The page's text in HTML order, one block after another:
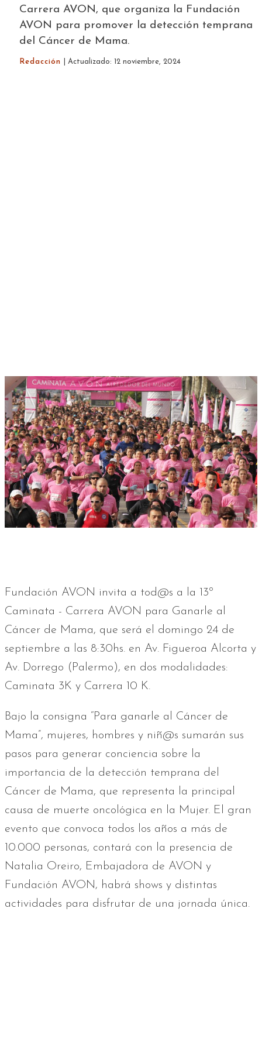
Carrera AVON, que organiza la Fundación
AVON para promover la detección temprana
del Cáncer de Mama.
Redacción | Actualizado: 12 noviembre, 2024
Fundación AVON invita a tod@s a la 13º
Caminata - Carrera AVON para Ganarle al
Cáncer de Mama, que será el domingo 24 de
septiembre a las 8:30hs. en Av. Figueroa Alcorta y
Av. Dorrego (Palermo), en dos modalidades:
Caminata 3K y Carrera 10 K.
Bajo la consigna “Para ganarle al Cáncer de
Mama”, mujeres, hombres y niñ@s sumarán sus
pasos para generar conciencia sobre la
importancia de la detección temprana del
Cáncer de Mama, que representa la principal
causa de muerte oncológica en la Mujer. El gran
evento que convoca todos los años a más de
10.000 personas, contará con la presencia de
Natalia Oreiro, Embajadora de AVON y
Fundación AVON, habrá shows y distintas
actividades para disfrutar de una jornada única.